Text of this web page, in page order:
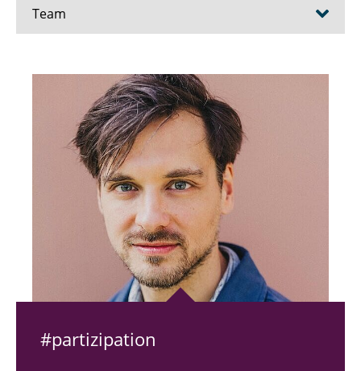
Team
Viktoria Lutter (Teamassistenz)
Pascal Abel
Patrick Hiske
Dominique Pardey
Anna Rethmann
Varinia Wittholz
#par­ti­zi­pa­ti­on